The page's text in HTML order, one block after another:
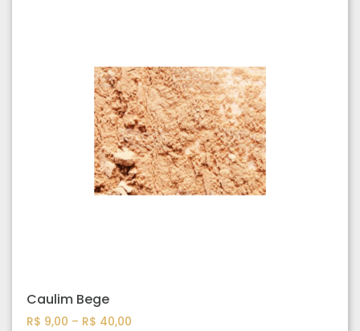
Caulim Bege
R$ 9,00 – R$ 40,00